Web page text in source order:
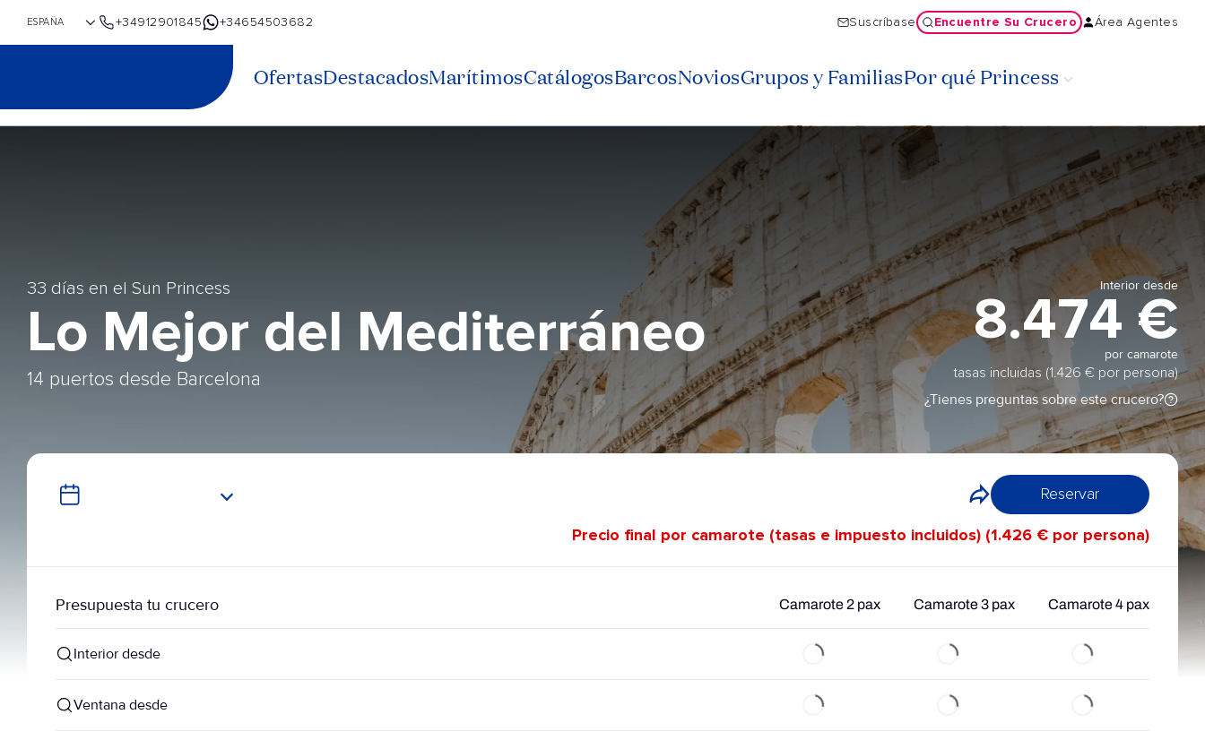
+34912901845 +34654503682 Suscríbase Encuentre Su Crucero Área Agentes
OfertasDestacadosMarítimosCatálogosBarcosNoviosGrupos y FamiliasPor qué Princess
33 días en el Sun Princess
Lo Mejor del Mediterráneo
14 puertos desde Barcelona
Interior desde
8.474 €
por camarote
tasas incluidas (1.426 € por persona)
¿Tienes preguntas sobre este crucero?
Reservar
Precio final por camarote (tasas e impuesto incluidos) (1.426 € por persona)
Presupuesta tu crucero Camarote 2 pax Camarote 3 pax Camarote 4 pax
Interior desde
Ventana desde